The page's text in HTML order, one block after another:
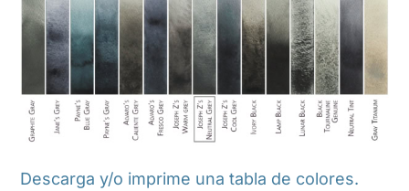
Descarga y/o imprime una tabla de colores.